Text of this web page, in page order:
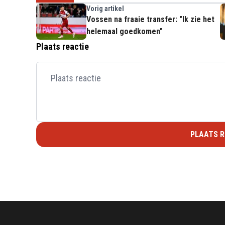
Vorig artikel
Vossen na fraaie transfer: "Ik zie het
helemaal goedkomen"
Plaats reactie
PLAATS